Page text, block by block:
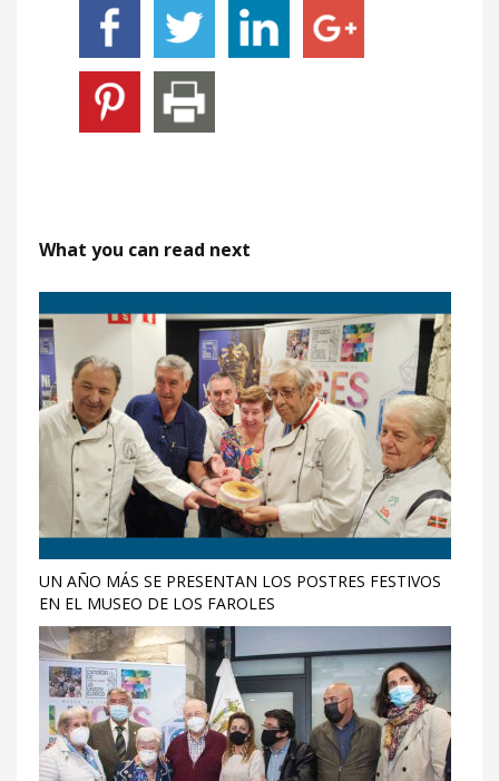
What you can read next
UN AÑO MÁS SE PRESENTAN LOS POSTRES FESTIVOS
EN EL MUSEO DE LOS FAROLES